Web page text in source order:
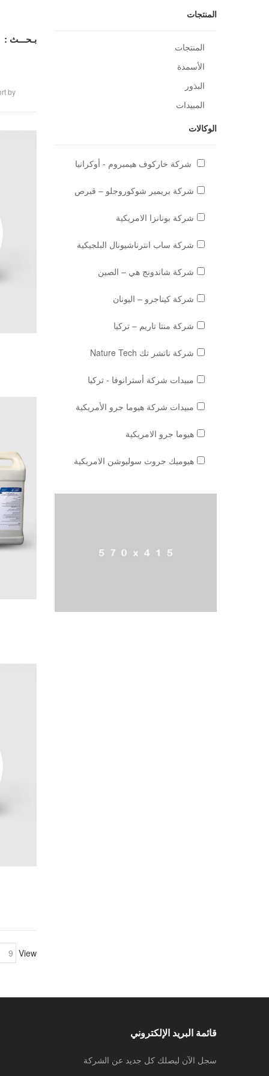
بـحـــث :
by
View
المنتجات
المنتجات
الأسمدة
البذور
المبيدات
الوكالات
شركة خاركوف هيمبروم - أوكرانيا
شركة بريمير شوكوروجلو – قبرص
شركة بونانزا الامريكية
شركة ساب انترناشيونال البلجيكية
شركة شاندونج هي – الصين
شركة كيناجرو – اليونان
شركة منتا تاريم – تركيا
شركة ناتشر تك Nature Tech
مبيدات شركة أسترانوفا - تركيا
مبيدات شركة هيوما جرو الأمريكية
هيوما جرو الامريكية
هيوميك جروث سوليوشن الامريكية
قائمة البريد الإلكتروني
سجل الآن ليصلك كل جديد عن الشركة